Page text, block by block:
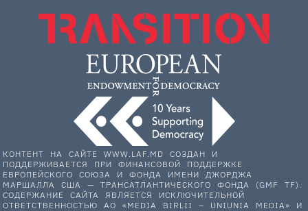
КОНТЕНТ НА САЙТЕ WWW.LAF.MD СОЗДАН И
ПОДДЕРЖИВАЕТСЯ ПРИ ФИНАНСОВОЙ ПОДДЕРЖКЕ
ЕВРОПЕЙСКОГО СОЮЗА И ФОНДА ИМЕНИ ДЖОРДЖА
МАРШАЛЛА США — ТРАНСАТЛАНТИЧЕСКОГО ФОНДА (GMF TF).
СОДЕРЖАНИЕ САЙТА ЯВЛЯЕТСЯ ИСКЛЮЧИТЕЛЬНОЙ
ОТВЕТСТВЕННОСТЬЮ АО «MEDIA BIRLII – UNIUNIA MEDIA» И